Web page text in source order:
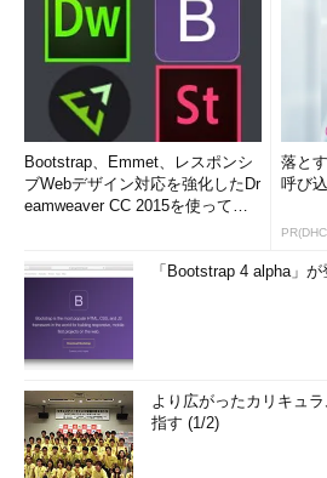
Bootstrap、Emmet、レスポンシ
ブWebデザイン対応を強化したDr
eamweaver CC 2015を使って
落と
呼び
「Bootstrap 4 alpha」が
より広がったカリキュ
指す (1/2)